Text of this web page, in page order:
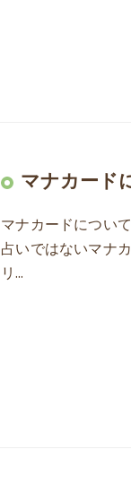
マナカード
マナカードについ
占いではないマナ
リ…